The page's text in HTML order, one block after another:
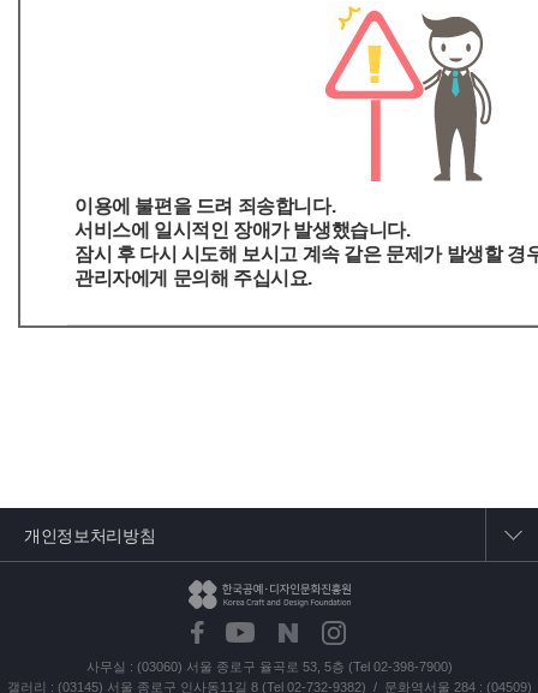
이용에 불편을 드려 죄송합니다.
서비스에 일시적인 장애가 발생했습니다.
잠시 후 다시 시도해 보시고 계속 같은 문제가 발생할 경
관리자에게 문의해 주십시요.
개인정보처리방침
사무실 : (03060) 서울 종로구 율곡로 53, 5층 (Tel 02-398-7900)
갤러리 : (03145) 서울 종로구 인사동11길 8 (Tel 02-732-9382) / 문화역서울 284 : (04509)